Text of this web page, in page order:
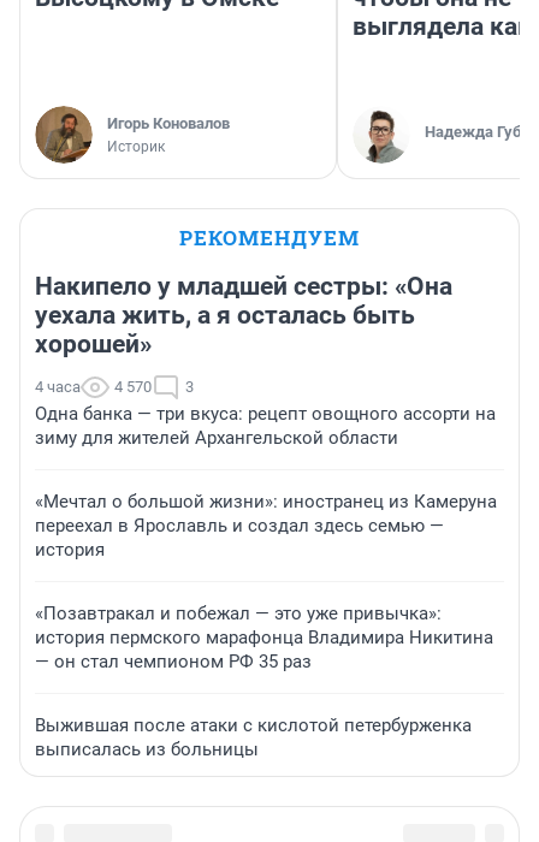
Игорь Коновалов
Историк
выглядела как
Надежда
РЕКОМЕНДУЕМ
Накипело у младшей сестры: «Она
уехала жить, а я осталась быть
хорошей»
4 часа 4 570 3
Одна банка — три вкуса: рецепт овощного ассорти на
зиму для жителей Архангельской области
«Мечтал о большой жизни»: иностранец из Камеруна
переехал в Ярославль и создал здесь семью —
история
«Позавтракал и побежал — это уже привычка»:
история пермского марафонца Владимира Никитина
— он стал чемпионом РФ 35 раз
Выжившая после атаки с кислотой петербурженка
выписалась из больницы